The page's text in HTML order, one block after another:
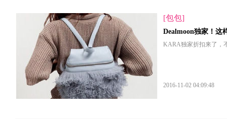
[包包]
Dealmoon独家！这
KARA独家折扣来了，
2016-11-02 04:09:48